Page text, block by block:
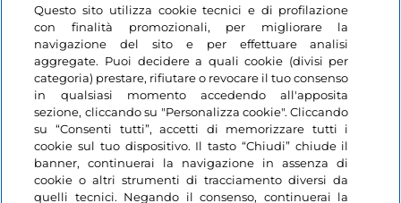
Questo sito utilizza cookie tecnici e di profilazione
con finalità promozionali, per migliorare la
navigazione del sito e per effettuare analisi
aggregate. Puoi decidere a quali cookie (divisi per
categoria) prestare, rifiutare o revocare il tuo consenso
in qualsiasi momento accedendo all'apposita
sezione, cliccando su "Personalizza cookie". Cliccando
su “Consenti tutti”, accetti di memorizzare tutti i
cookie sul tuo dispositivo. Il tasto “Chiudi” chiude il
banner, continuerai la navigazione in assenza di
cookie o altri strumenti di tracciamento diversi da
quelli tecnici. Negando il consenso, continuerai la